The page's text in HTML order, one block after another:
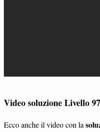
Video soluzione Livello
Ecco anche il video con la